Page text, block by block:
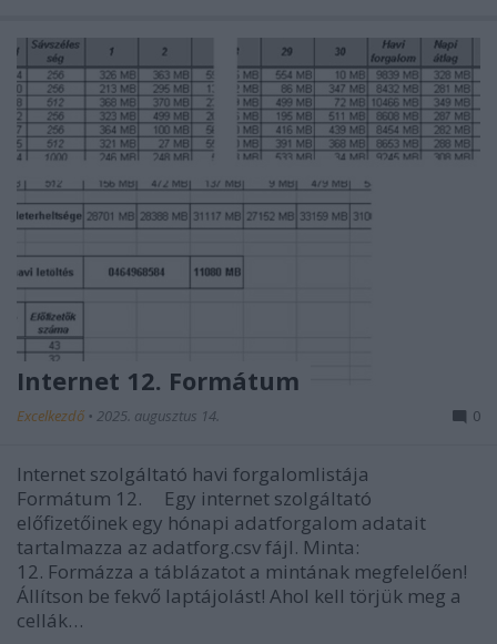
Internet 12. Formátum
Excelkezdő • 2025. augusztus 14. 0
Internet szolgáltató havi forgalomlistája
Formátum 12. Egy internet szolgáltató
előfizetőinek egy hónapi adatforgalom adatait
tartalmazza az adatforg.csv fájl. Minta:
12. Formázza a táblázatot a mintának megfelelően!
Állítson be fekvő laptájolást! Ahol kell törjük meg a
cellák…